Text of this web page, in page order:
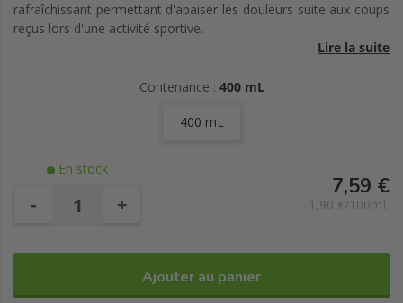
rafraîchissant permettant d'apaiser les douleurs suite aux coups
reçus lors d'une activité sportive.
contractures post traumatique.
Ce soin est tout aussi efficace que la glace et garanti un
Lire la suite
Contenance : 400 mL
400 mL
En stock
- +
7,59 €
1,90 €/100mL
Ajouter au panier